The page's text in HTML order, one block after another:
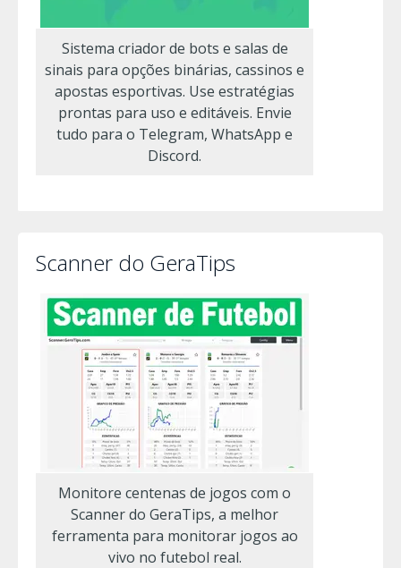
Sistema criador de bots e salas de
sinais para opções binárias, cassinos e
apostas esportivas. Use estratégias
prontas para uso e editáveis. Envie
tudo para o Telegram, WhatsApp e
Discord.
Scanner do GeraTips
Monitore centenas de jogos com o
Scanner do GeraTips, a melhor
ferramenta para monitorar jogos ao
vivo no futebol real.